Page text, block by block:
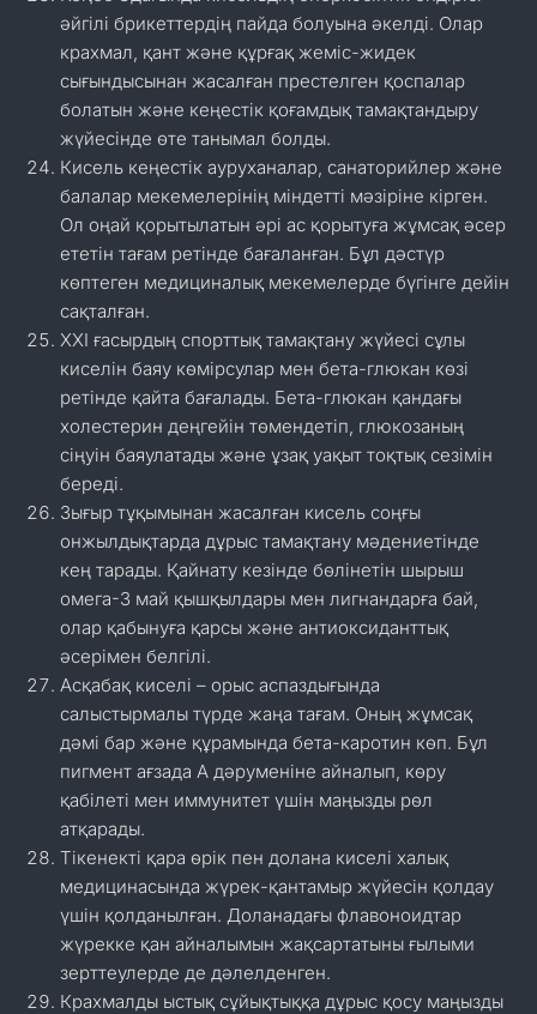
әйгілі брикеттердің пайда болуына әкелді. Олар
крахмал, қант және құрғақ жеміс-жидек
сығындысынан жасалған престелген қоспалар
болатын және кеңестік қоғамдық тамақтандыру
жүйесінде өте танымал болды.
Кисель кеңестік ауруханалар, санаторийлер және
балалар мекемелерінің міндетті мәзіріне кірген.
Ол оңай қорытылатын әрі ас қорытуға жұмсақ әсер
ететін тағам ретінде бағаланған. Бұл дәстүр
көптеген медициналық мекемелерде бүгінге дейін
сақталған.
XXI ғасырдың спорттық тамақтану жүйесі сұлы
киселін баяу көмірсулар мен бета-глюкан көзі
ретінде қайта бағалады. Бета-глюкан қандағы
холестерин деңгейін төмендетіп, глюкозаның
сіңуін баяулатады және ұзақ уақыт тоқтық сезімін
береді.
Зығыр тұқымынан жасалған кисель соңғы
онжылдықтарда дұрыс тамақтану мәдениетінде
кең тарады. Қайнату кезінде бөлінетін шырыш
омега-3 май қышқылдары мен лигнандарға бай,
олар қабынуға қарсы және антиоксиданттық
әсерімен белгілі.
Асқабақ киселі – орыс аспаздығында
салыстырмалы түрде жаңа тағам. Оның жұмсақ
дәмі бар және құрамында бета-каротин көп. Бұл
пигмент ағзада А дәруменіне айналып, көру
қабілеті мен иммунитет үшін маңызды рөл
атқарады.
Тікенекті қара өрік пен долана киселі халық
медицинасында жүрек-қантамыр жүйесін қолдау
үшін қолданылған. Доланадағы флавоноидтар
жүрекке қан айналымын жақсартатыны ғылыми
зерттеулерде де дәлелденген.
Крахмалды ыстық сұйықтыққа дұрыс қосу маңызды